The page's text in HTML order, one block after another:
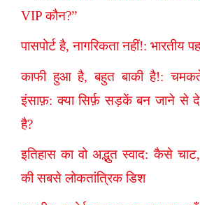
VIP कौन?”
पासपोर्ट है, नागरिकता नहीं!: भारतीय
काफी हुआ है, बहुत बाकी है!:
इंसाफ़: क्या सिर्फ़ सड़कें बन जाने से
है?
इतिहास का वो अद्भुत स्वाद: कैसे
की सबसे लोकतांत्रिक डिश